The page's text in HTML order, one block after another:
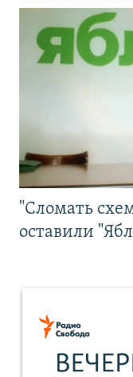
"Сломать
оставили